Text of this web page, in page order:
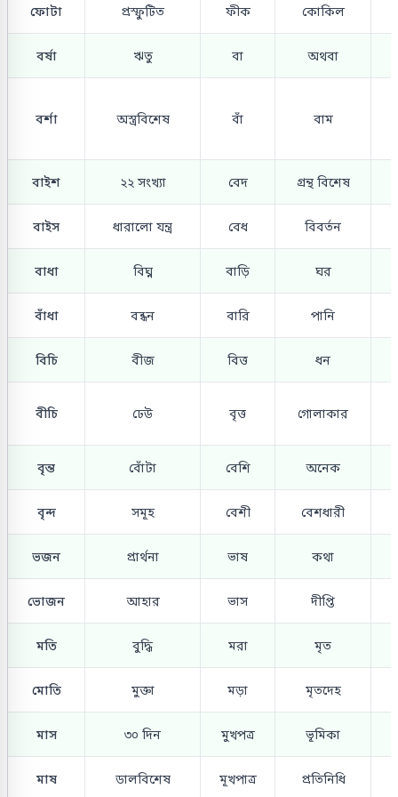
ফোটা প্রস্ফুটিত ফীক কোকিল
বর্ষা ঋতু বা অথবা
বর্শা অস্ত্রবিশেষ বাঁ বাম
বাইশ ২২ সংখ্যা বেদ গ্রন্থ বিশেষ
বাইস ধারালো যন্ত্র বেধ বিবর্তন
বাধা বিঘ্ন বাড়ি ঘর
বাঁধা বন্ধন বারি পানি
বিচি বীজ বিত্ত ধন
বীচি ঢেউ বৃত্ত গোলাকার
বৃন্ত বোঁটা বেশি অনেক
বৃন্দ সমূহ বেশী বেশধারী
ভজন প্রার্থনা ভাষ কথা
ভোজন আহার ভাস দীপ্তি
মতি বুদ্ধি মরা মৃত
মোতি মুক্তা মড়া মৃতদেহ
মাস ৩০ দিন মুখপত্র ভূমিকা
মাষ ডালবিশেষ মূখপাত্র প্রতিনিধি